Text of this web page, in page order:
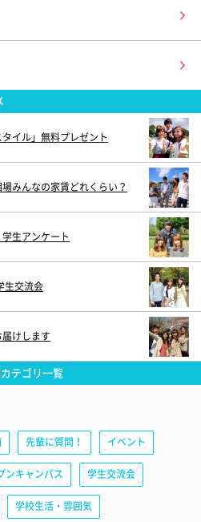
イル」無料プレゼント
みんなの家賃どれくらい？
生アンケート
生交流会
けします
テゴリ一覧
先輩に質問！ イベント
ンキャンパス 学生交流会
学校生活・雰囲気